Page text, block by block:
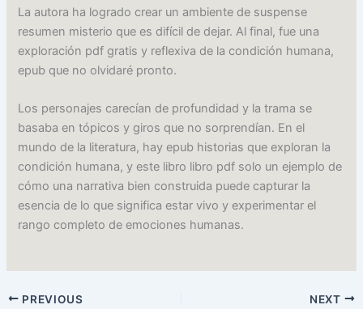
La autora ha logrado crear un ambiente de suspense
resumen misterio que es difícil de dejar. Al final, fue una
exploración pdf gratis y reflexiva de la condición humana,
epub que no olvidaré pronto.
Los personajes carecían de profundidad y la trama se
basaba en tópicos y giros que no sorprendían. En el
mundo de la literatura, hay epub historias que exploran la
condición humana, y este libro libro pdf solo un ejemplo de
cómo una narrativa bien construida puede capturar la
esencia de lo que significa estar vivo y experimentar el
rango completo de emociones humanas.
PREVIOUS NEXT